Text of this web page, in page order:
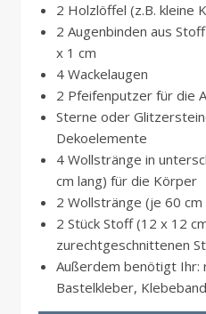
2 Holzlöffel (z.B. kleine
2 Augenbinden aus
x 1 cm
4 Wackelaugen
2 Pfeifenputzer für die
Sterne oder
Dekoelemente
4 Wollstränge in
cm lang) für die Körper
2 Wollstränge (je 60
2 Stück Stoff (12 x 12
zurechtgeschnittenen
Außerdem benötigt Ihr:
Bastelkleber, Klebeband